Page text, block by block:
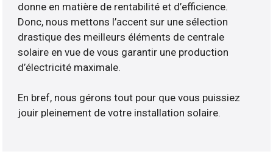
donne en matière de rentabilité et d’efficience.
Donc, nous mettons l’accent sur une sélection
drastique des meilleurs éléments de centrale
solaire en vue de vous garantir une production
d’électricité maximale.
En bref, nous gérons tout pour que vous puissiez
jouir pleinement de votre installation solaire.